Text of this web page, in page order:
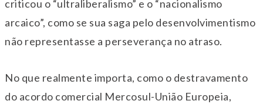
criticou o “ultraliberalismo” e o “nacionalismo
arcaico”, como se sua saga pelo desenvolvimentismo
não representasse a perseverança no atraso.
No que realmente importa, como o destravamento
do acordo comercial Mercosul-União Europeia,